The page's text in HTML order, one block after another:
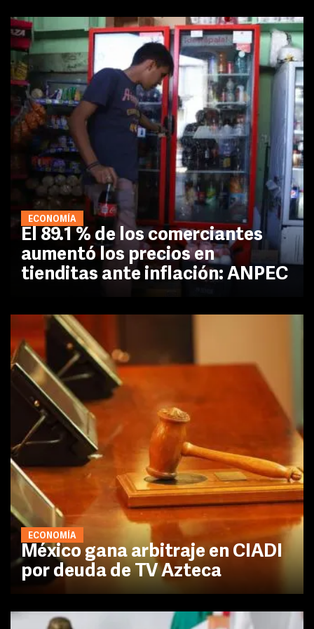
ECONOMÍA
El 89.1 % de los comerciantes
aumentó los precios en
tienditas ante inflación: ANPEC
ECONOMÍA
México gana arbitraje en CIADI
por deuda de TV Azteca